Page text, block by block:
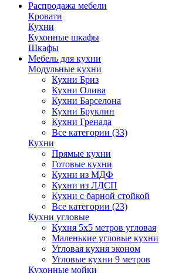
Распродажа мебели
Кровати
Кухни
Кухонные шкафы
Шкафы
Мебель для кухни
Модульные кухни
Кухни Бриз
Кухни Олива
Кухни Барселона
Кухни Бруклин
Кухни Гренада
Все категории (33)
Кухни
Прямые кухни
Готовые кухни
Кухни из МДФ
Кухни из ЛДСП
Кухни с барной стойкой
Все категории (23)
Кухни угловые
Кухня 5х5 метров угловая
Маленькие угловые кухни
Угловая кухня эконом
Угловые кухни 9 метров
Кухонные мойки